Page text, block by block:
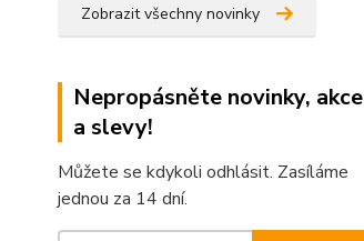
Zobrazit všechny novinky
Nepropásněte novinky, akce
a slevy!
Můžete se kdykoli odhlásit. Zasíláme
jednou za 14 dní.